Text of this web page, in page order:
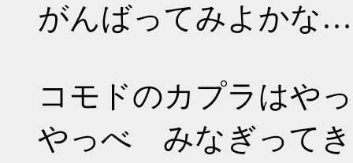
がんばってみよかな…
コモドのカプラはや
やっべ みなぎって